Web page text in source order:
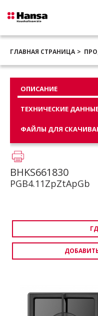
ГЛАВНАЯ СТРАНИЦА
ОПИСАНИЕ
ТЕХНИЧЕСКИЕ
ФАЙЛЫ ДЛЯ
BHKS661830
PGB4.11ZpZtApGb